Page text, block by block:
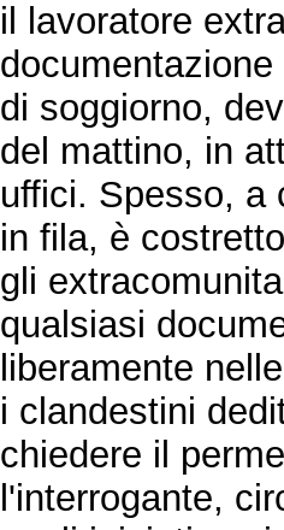
il lavoratore
di soggiorno,
del mattino, in
uffici. Spesso, a
in fila, è
gli
qualsiasi
liberamente
i clandestini
chiedere il
l'interrogante,